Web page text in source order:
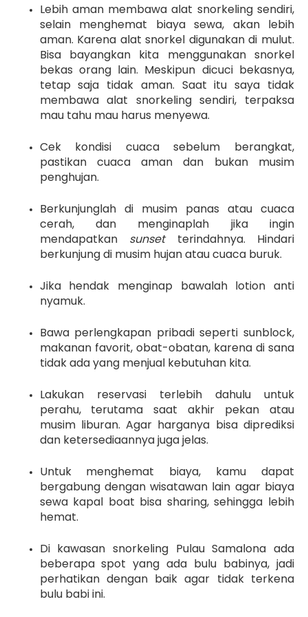
Lebih aman membawa alat snorkeling sendiri,
selain menghemat biaya sewa, akan lebih
aman. Karena alat snorkel digunakan di mulut.
Bisa bayangkan kita menggunakan snorkel
bekas orang lain. Meskipun dicuci bekasnya,
tetap saja tidak aman. Saat itu saya tidak
membawa alat snorkeling sendiri, terpaksa
mau tahu mau harus menyewa.
Cek kondisi cuaca sebelum berangkat,
pastikan cuaca aman dan bukan musim
penghujan.
Berkunjunglah di musim panas atau cuaca
cerah, dan menginaplah jika ingin
mendapatkan sunsetterindahnya. Hindari
berkunjung di musim hujan atau cuaca buruk.
Jika hendak menginap bawalah lotion anti
nyamuk.
Bawa perlengkapan pribadi seperti sunblock,
makanan favorit, obat-obatan, karena di sana
tidak ada yang menjual kebutuhan kita.
Lakukan reservasi terlebih dahulu untuk
perahu, terutama saat akhir pekan atau
musim liburan. Agar harganya bisa diprediksi
dan ketersediaannya juga jelas.
Untuk menghemat biaya, kamu dapat
bergabung dengan wisatawan lain agar biaya
sewa kapal boat bisa sharing, sehingga lebih
hemat.
Di kawasan snorkeling Pulau Samalona ada
beberapa spot yang ada bulu babinya, jadi
perhatikan dengan baik agar tidak terkena
bulu babi ini.